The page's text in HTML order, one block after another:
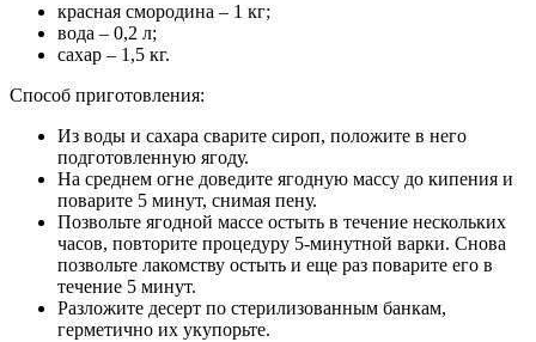
красная смородина – 1 кг;
вода – 0,2 л;
сахар – 1,5 кг.
Способ приготовления:
Из воды и сахара сварите сироп, положите в него
подготовленную ягоду.
На среднем огне доведите ягодную массу до кипения и
поварите 5 минут, снимая пену.
Позвольте ягодной массе остыть в течение нескольких
часов, повторите процедуру 5-минутной варки. Снова
позвольте лакомству остыть и еще раз поварите его в
течение 5 минут.
Разложите десерт по стерилизованным банкам,
герметично их укупорьте.